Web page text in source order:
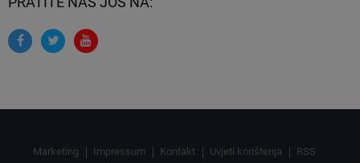
Marketing Impressum Kontakt Uvjeti korištenja RSS